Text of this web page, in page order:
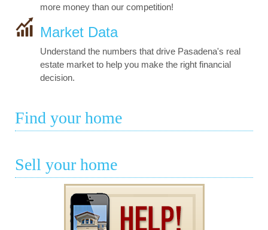
more money than our competition!
Market Data
Understand the numbers that drive Pasadena's real
estate market to help you make the right financial
decision.
Find your home
Sell your home